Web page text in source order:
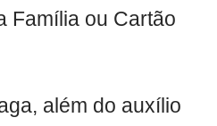
Família ou Cartão
além do auxílio